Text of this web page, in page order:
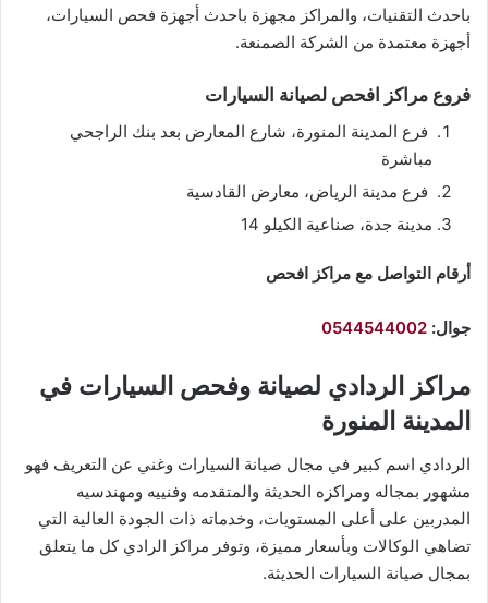
باحدث التقنيات، والمراكز مجهزة باحدث أجهزة فحص السيارات،
أجهزة معتمدة من الشركة الصمنعة.
فروع مراكز افحص لصيانة السيارات
فرع المدينة المنورة، شارع المعارض بعد بنك الراجحي
مباشرة
فرع مدينة الرياض، معارض القادسية
مدينة جدة، صناعية الكيلو 14
أرقام التواصل مع مراكز افحص
جوال: 0544544002
مراكز الردادي لصيانة وفحص السيارات في
المدينة المنورة
الردادي اسم كبير في مجال صيانة السيارات وغني عن التعريف فهو
مشهور بمجاله ومراكزه الحديثة والمتقدمه وفنييه ومهندسيه
المدربين على أعلى المستويات، وخدماته ذات الجودة العالية التي
تضاهي الوكالات وبأسعار مميزة، وتوفر مراكز الرادي كل ما يتعلق
بمجال صيانة السيارات الحديثة.